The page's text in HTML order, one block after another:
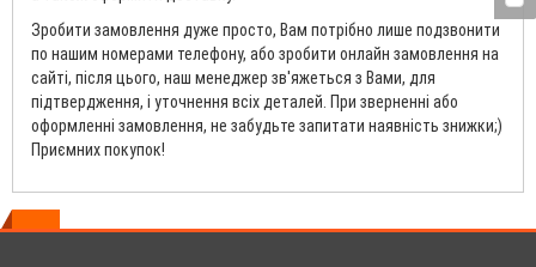
Зробити замовлення дуже просто, Вам потрібно лише подзвонити
по нашим номерами телефону, або зробити онлайн замовлення на
сайті, після цього, наш менеджер зв'яжеться з Вами, для
підтвердження, і уточнення всіх деталей. При зверненні або
оформленні замовлення, не забудьте запитати наявність знижки;)
Приємних покупок!